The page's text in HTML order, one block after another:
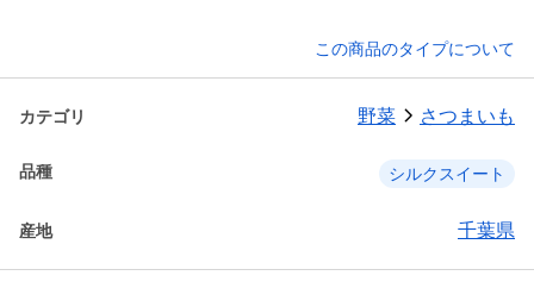
この商品のタイプについて
カテゴリ 野菜 さつまいも
品種 シルクスイート
産地 千葉県